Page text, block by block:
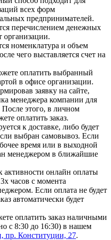
всех форм
предпринимателей.
перечислением денежных
организации.
номенклатура и объем
чего выставляется счет на
оплатить выбранный
в офисе организации.
заявку на сайте,
менеджера компании для
После этого, в личном
оплатить заказ.
к доставке, либо будет
выбран самовывоз. Если
время или в выходной
менеджером в ближайшие
активности онлайн оплаты
часов с момента
Если оплата не будет
автоматически будет
оплатить заказ наличными
с 8:30 до 16:30) в нашем
пр. Конституции, 27.